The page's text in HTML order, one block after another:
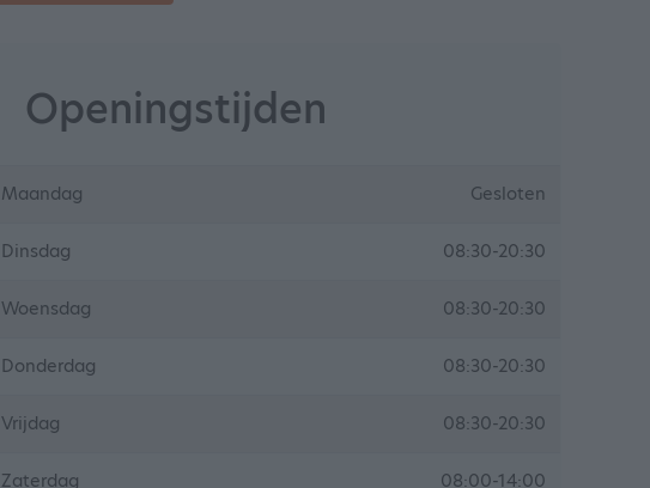
Openingstijden
Maandag Gesloten
Dinsdag 08:30-20:30
Woensdag 08:30-20:30
Donderdag 08:30-20:30
Vrijdag 08:30-20:30
Zaterdag 08:00-14:00